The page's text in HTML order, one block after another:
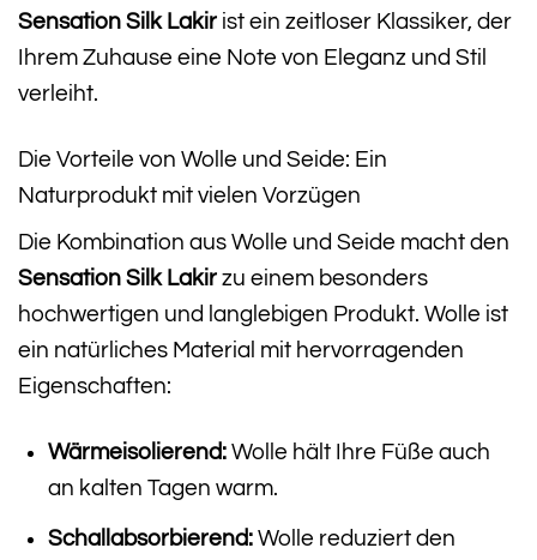
Sensation Silk Lakir ist ein zeitloser Klassiker, der
Ihrem Zuhause eine Note von Eleganz und Stil
verleiht.
Die Vorteile von Wolle und Seide: Ein
Naturprodukt mit vielen Vorzügen
Die Kombination aus Wolle und Seide macht den
Sensation Silk Lakir zu einem besonders
hochwertigen und langlebigen Produkt. Wolle ist
ein natürliches Material mit hervorragenden
Eigenschaften:
Wärmeisolierend:Wolle hält Ihre Füße auch
an kalten Tagen warm.
Schallabsorbierend:Wolle reduziert den